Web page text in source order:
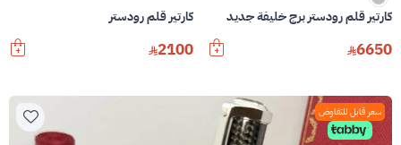
كارتير قلم رودستر برج خليفة جديد
6650
كارتير قلم رودستر
2100
سعر قابل للتفاوض